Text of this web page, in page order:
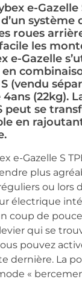
e-Gazelle
système
roues
les
e-Gazelle
(vendu
4ans (22kg).
peut se
en
e-Gazelle S
plus
ou lors
électrique
coup de
qui se
pouvez
dernière. La
«